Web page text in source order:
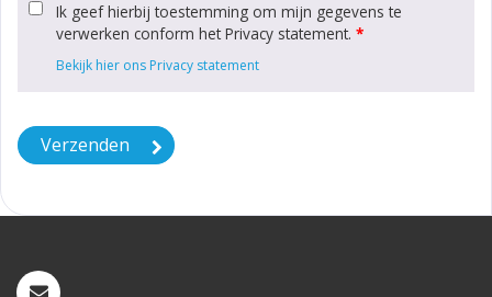
Ik geef hierbij toestemming om mijn gegevens te
verwerken conform het Privacy statement. *
Bekijk hier ons Privacy statement